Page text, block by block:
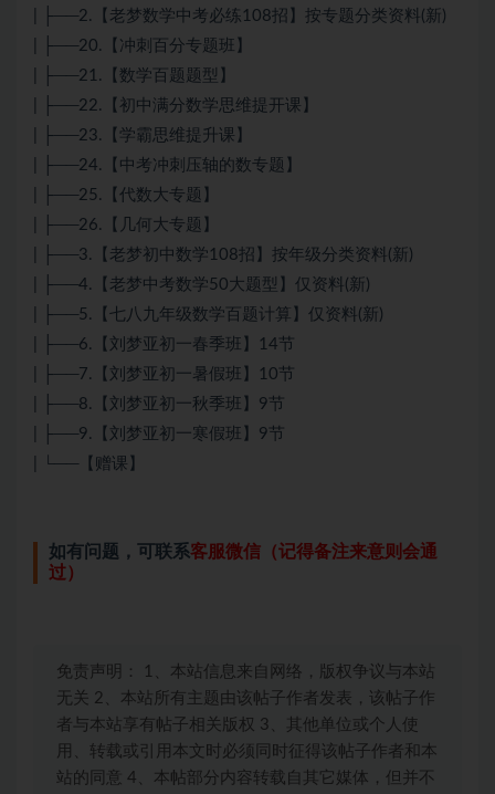
| ├──2.【老梦数学中考必练108招】按专题分类资料(新)
| ├──20.【冲刺百分专题班】
| ├──21.【数学百题题型】
| ├──22.【初中满分数学思维提开课】
| ├──23.【学霸思维提升课】
| ├──24.【中考冲刺压轴的数专题】
| ├──25.【代数大专题】
| ├──26.【几何大专题】
| ├──3.【老梦初中数学108招】按年级分类资料(新)
| ├──4.【老梦中考数学50大题型】仅资料(新)
| ├──5.【七八九年级数学百题计算】仅资料(新)
| ├──6.【刘梦亚初一春季班】14节
| ├──7.【刘梦亚初一暑假班】10节
| ├──8.【刘梦亚初一秋季班】9节
| ├──9.【刘梦亚初一寒假班】9节
| └──【赠课】
如有问题，可联系客服微信（记得备注来意则会通
过）
免责声明： 1、本站信息来自网络，版权争议与本站
无关 2、本站所有主题由该帖子作者发表，该帖子作
者与本站享有帖子相关版权 3、其他单位或个人使
用、转载或引用本文时必须同时征得该帖子作者和本
站的同意 4、本帖部分内容转载自其它媒体，但并不